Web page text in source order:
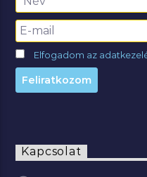
Elfogadom az
Kapcsolat